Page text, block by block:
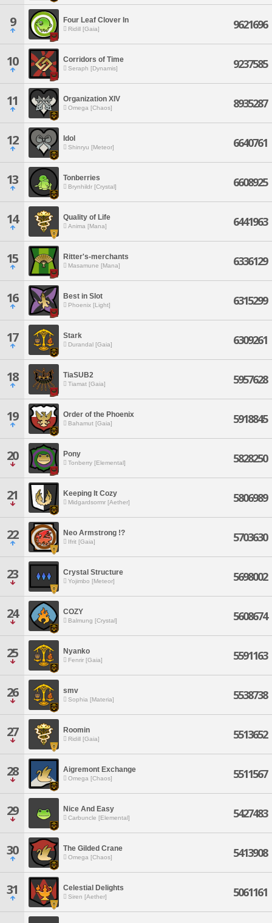
9 Four Leaf Clover In
Ridill [Gaia] 9621696
10 Corridors of Time
Seraph [Dynamis] 9237585
11 Organization XIV
Omega [Chaos] 8935287
12 Idol
Shinryu [Meteor] 6640761
13 Tonberries
Brynhildr [Crystal] 6608925
14 Quality of Life
Anima [Mana] 6441963
15 Ritter's-merchants
Masamune [Mana] 6336129
16 Best in Slot
Phoenix [Light] 6315299
17 Stark
Durandal [Gaia] 6309261
18 TiaSUB2
Tiamat [Gaia] 5957628
19 Order of the Phoenix
Bahamut [Gaia] 5918845
20 Pony
Tonberry [Elemental] 5828250
21 Keeping It Cozy
Midgardsormr [Aether] 5806989
22 Neo Armstrong !?
Ifrit [Gaia] 5703630
23 Crystal Structure
Yojimbo [Meteor] 5698002
24 COZY
Balmung [Crystal] 5608674
25 Nyanko
Fenrir [Gaia] 5591163
26 smv
Sophia [Materia] 5538738
27 Roomin
Ridill [Gaia] 5513652
28 Aigremont Exchange
Omega [Chaos] 5511567
29 Nice And Easy
Carbuncle [Elemental] 5427483
30 The Gilded Crane
Omega [Chaos] 5413908
31 Celestial Delights
Siren [Aether] 5061161